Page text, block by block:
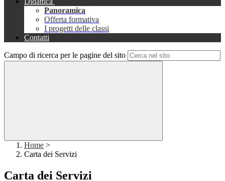
Panoramica
Offerta formativa
I progetti delle classi
Contatti
Campo di ricerca per le pagine del sito
Home >
Carta dei Servizi
Carta dei Servizi